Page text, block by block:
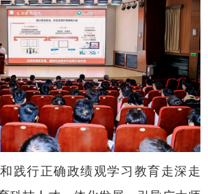
践行正确政绩观学习教育走深走